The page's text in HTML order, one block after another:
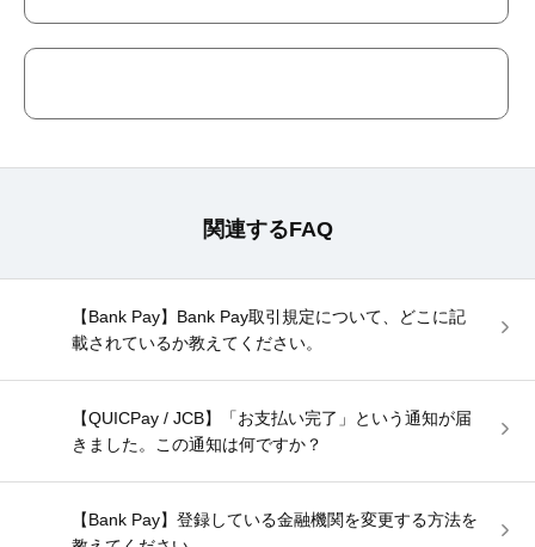
関連するFAQ
【Bank Pay】Bank Pay取引規定について、どこに記
載されているか教えてください。
【QUICPay / JCB】「お支払い完了」という通知が届
きました。この通知は何ですか？
【Bank Pay】登録している金融機関を変更する方法を